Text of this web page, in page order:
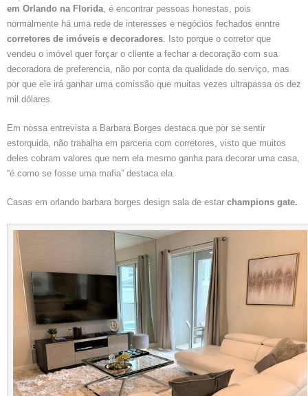
em Orlando na Florida, é encontrar pessoas honestas, pois
normalmente há uma rede de interesses e negócios fechados enntre
corretores de imóveis e decoradores. Isto porque o corretor que
vendeu o imóvel quer forçar o cliente a fechar a decoração com sua
decoradora de preferencia, não por conta da qualidade do serviço, mas
por que ele irá ganhar uma comissão que muitas vezes ultrapassa os dez
mil dólares.
Em nossa entrevista a Barbara Borges destaca que por se sentir
estorquida, não trabalha em parceria com corretores, visto que muitos
deles cobram valores que nem ela mesmo ganha para decorar uma casa,
“é como se fosse uma mafia” destaca ela.
Casas em orlando barbara borges design sala de estar champions gate.